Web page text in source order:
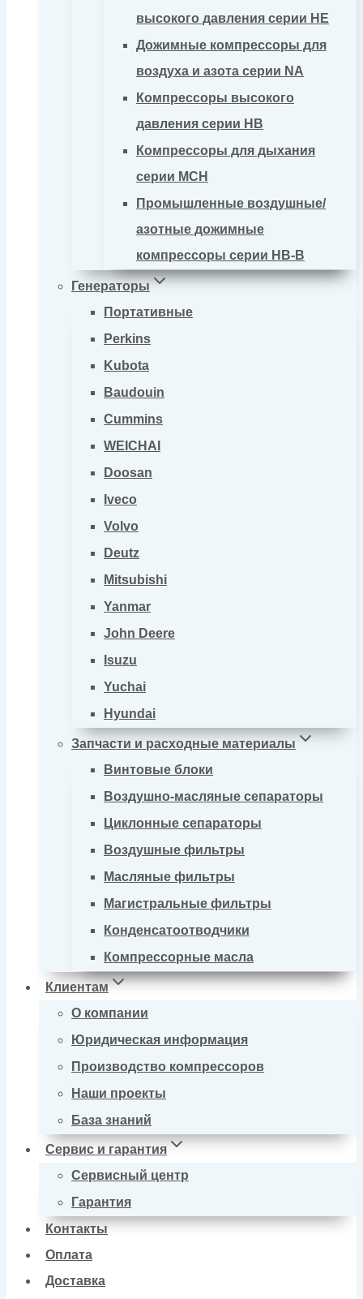
высокого давления серии HE
Дожимные компрессоры для
воздуха и азота серии NA
Компрессоры высокого
давления серии HB
Компрессоры для дыхания
серии MCH
Промышленные воздушные/
азотные дожимные
компрессоры серии HB-B
Генераторы
Портативные
Perkins
Kubota
Baudouin
Cummins
WEICHAI
Doosan
Iveco
Volvo
Deutz
Mitsubishi
Yanmar
John Deere
Isuzu
Yuchai
Hyundai
Запчасти и расходные материалы
Винтовые блоки
Воздушно-масляные сепараторы
Циклонные сепараторы
Воздушные фильтры
Масляные фильтры
Магистральные фильтры
Конденсатоотводчики
Компрессорные масла
Клиентам
О компании
Юридическая информация
Производство компрессоров
Наши проекты
База знаний
Сервис и гарантия
Сервисный центр
Гарантия
Контакты
Оплата
Доставка